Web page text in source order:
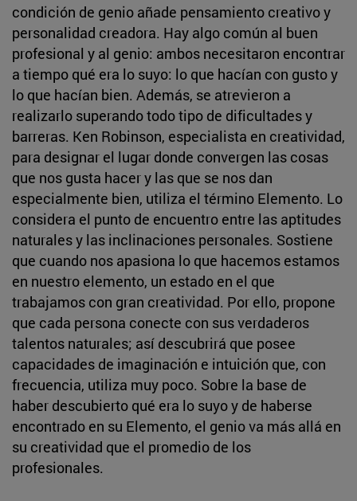
condición de genio añade pensamiento creativo y
personalidad creadora. Hay algo común al buen
profesional y al genio: ambos necesitaron encontrar
a tiempo qué era lo suyo: lo que hacían con gusto y
lo que hacían bien. Además, se atrevieron a
realizarlo superando todo tipo de dificultades y
barreras. Ken Robinson, especialista en creatividad,
para designar el lugar donde convergen las cosas
que nos gusta hacer y las que se nos dan
especialmente bien, utiliza el término Elemento. Lo
considera el punto de encuentro entre las aptitudes
naturales y las inclinaciones personales. Sostiene
que cuando nos apasiona lo que hacemos estamos
en nuestro elemento, un estado en el que
trabajamos con gran creatividad. Por ello, propone
que cada persona conecte con sus verdaderos
talentos naturales; así descubrirá que posee
capacidades de imaginación e intuición que, con
frecuencia, utiliza muy poco. Sobre la base de
haber descubierto qué era lo suyo y de haberse
encontrado en su Elemento, el genio va más allá en
su creatividad que el promedio de los
profesionales.